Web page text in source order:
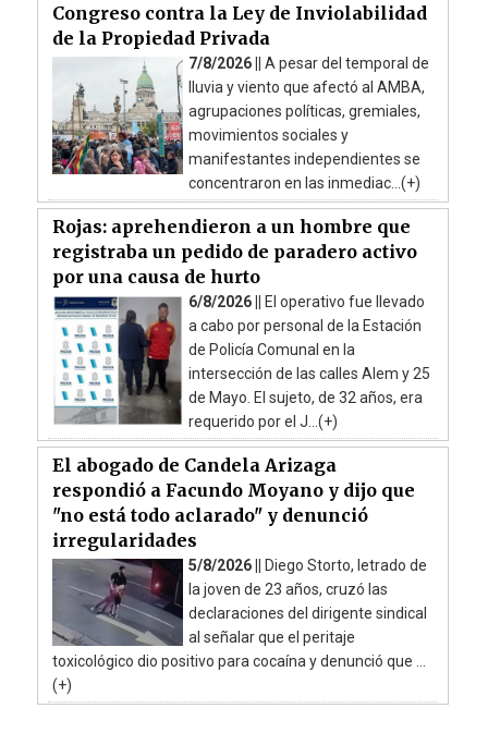
Congreso contra la Ley de Inviolabilidad
de la Propiedad Privada
7/8/2026 || A pesar del temporal de
lluvia y viento que afectó al AMBA,
agrupaciones políticas, gremiales,
movimientos sociales y
manifestantes independientes se
concentraron en las inmediac...(+)
Rojas: aprehendieron a un hombre que
registraba un pedido de paradero activo
por una causa de hurto
6/8/2026 || El operativo fue llevado
a cabo por personal de la Estación
de Policía Comunal en la
intersección de las calles Alem y 25
de Mayo. El sujeto, de 32 años, era
requerido por el J...(+)
El abogado de Candela Arizaga
respondió a Facundo Moyano y dijo que
"no está todo aclarado" y denunció
irregularidades
5/8/2026 || Diego Storto, letrado de
la joven de 23 años, cruzó las
declaraciones del dirigente sindical
al señalar que el peritaje
toxicológico dio positivo para cocaína y denunció que ...
(+)